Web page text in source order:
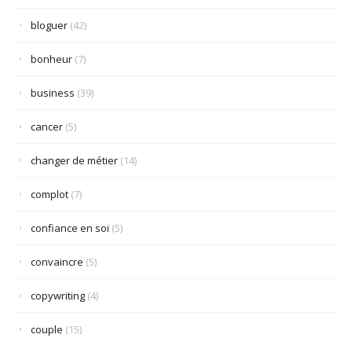
bloguer (42)
bonheur (7)
business (39)
cancer (5)
changer de métier (14)
complot (7)
confiance en soi (5)
convaincre (5)
copywriting (4)
couple (15)